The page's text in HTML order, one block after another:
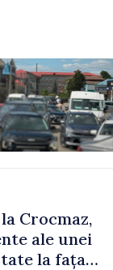
în
intrat în două
România
Crocmaz,
ale unei
la fața